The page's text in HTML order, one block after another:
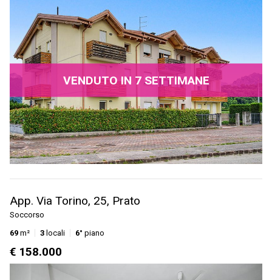
VENDUTO IN 7 SETTIMANE
App. Via Torino, 25, Prato
Soccorso
69 m² 3 locali 6° piano
€ 158.000